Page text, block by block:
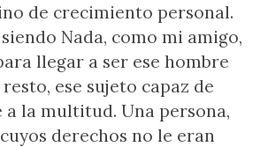
de crecimiento personal.
Nada, como mi amigo,
llegar a ser ese hombre
ese sujeto capaz de
a la multitud. Una persona,
derechos no le eran